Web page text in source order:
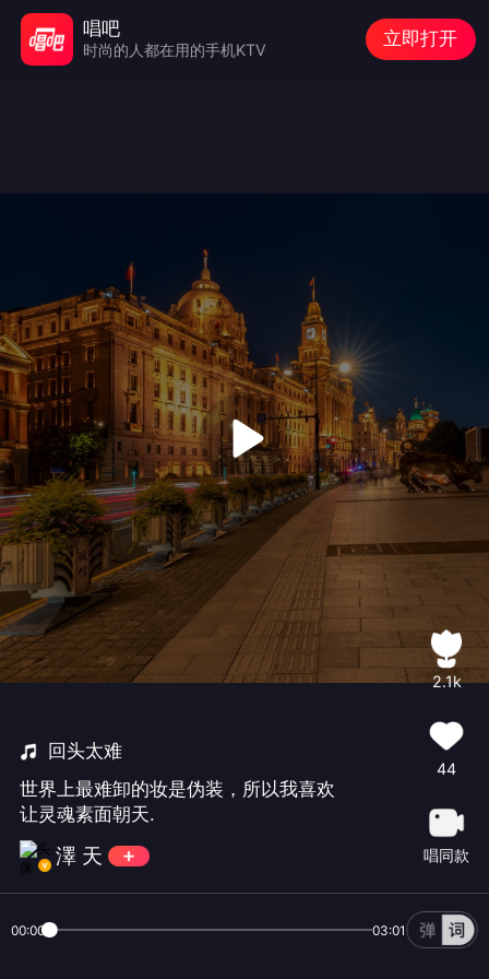
回头太难
世界上最难卸的妆是伪装，所以我喜欢
让灵魂素面朝天.
澤 天
2.1k
44
唱同款
00:00 03:01
唱吧
时尚的人都在用的手机KTV
立即打开